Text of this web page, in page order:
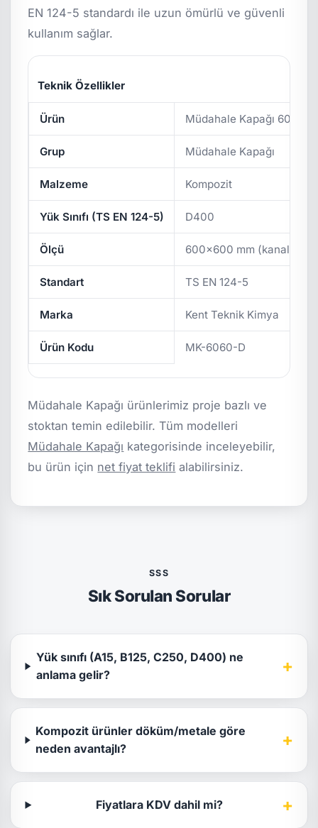
EN 124-5 standardı ile uzun ömürlü ve güvenli
kullanım sağlar.
Teknik Özellikler
Ürün Müdahale Kapağı
Grup Müdahale Kapağı
Malzeme Kompozit
Yük Sınıfı (TS EN 124-5) D400
Ölçü 600x600 mm (kanal
Standart TS EN 124-5
Marka Kent Teknik Kimya
Ürün Kodu MK-6060-D
Müdahale Kapağı ürünlerimiz proje bazlı ve
stoktan temin edilebilir. Tüm modelleri
Müdahale Kapağı kategorisinde inceleyebilir,
bu ürün için net fiyat teklifi alabilirsiniz.
SSS
Sık Sorulan Sorular
Yük sınıfı (A15, B125, C250, D400) ne
anlama gelir?
+
Kompozit ürünler döküm/metale göre
neden avantajlı?
+
Fiyatlara KDV dahil mi? +